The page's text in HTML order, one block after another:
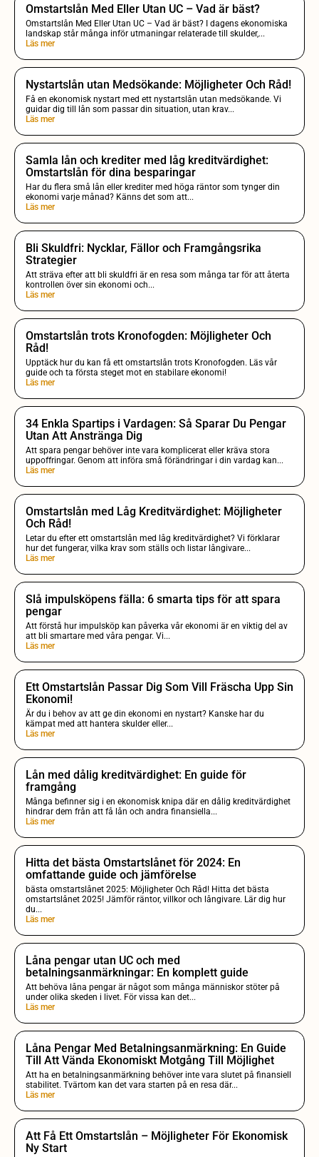
Omstartslån Med Eller Utan UC – Vad är bäst?
Omstartslån Med Eller Utan UC – Vad är bäst? I dagens ekonomiska
landskap står många inför utmaningar relaterade till skulder,...
Läs mer
Nystartslån utan Medsökande: Möjligheter Och Råd!
Få en ekonomisk nystart med ett nystartslån utan medsökande. Vi
guidar dig till lån som passar din situation, utan krav...
Läs mer
Samla lån och krediter med låg kreditvärdighet:
Omstartslån för dina besparingar
Har du flera små lån eller krediter med höga räntor som tynger din
ekonomi varje månad? Känns det som att...
Läs mer
Bli Skuldfri: Nycklar, Fällor och Framgångsrika
Strategier
Att sträva efter att bli skuldfri är en resa som många tar för att återta
kontrollen över sin ekonomi och...
Läs mer
Omstartslån trots Kronofogden: Möjligheter Och
Råd!
Upptäck hur du kan få ett omstartslån trots Kronofogden. Läs vår
guide och ta första steget mot en stabilare ekonomi!
Läs mer
34 Enkla Spartips i Vardagen: Så Sparar Du Pengar
Utan Att Anstränga Dig
Att spara pengar behöver inte vara komplicerat eller kräva stora
uppoffringar. Genom att införa små förändringar i din vardag kan...
Läs mer
Omstartslån med Låg Kreditvärdighet: Möjligheter
Och Råd!
Letar du efter ett omstartslån med låg kreditvärdighet? Vi förklarar
hur det fungerar, vilka krav som ställs och listar långivare...
Läs mer
Slå impulsköpens fälla: 6 smarta tips för att spara
pengar
Att förstå hur impulsköp kan påverka vår ekonomi är en viktig del av
att bli smartare med våra pengar. Vi...
Läs mer
Ett Omstartslån Passar Dig Som Vill Fräscha Upp Sin
Ekonomi!
Är du i behov av att ge din ekonomi en nystart? Kanske har du
kämpat med att hantera skulder eller...
Läs mer
Lån med dålig kreditvärdighet: En guide för
framgång
Många befinner sig i en ekonomisk knipa där en dålig kreditvärdighet
hindrar dem från att få lån och andra finansiella...
Läs mer
Hitta det bästa Omstartslånet för 2024: En
omfattande guide och jämförelse
bästa omstartslånet 2025: Möjligheter Och Råd! Hitta det bästa
omstartslånet 2025! Jämför räntor, villkor och långivare. Lär dig hur
du...
Läs mer
Låna pengar utan UC och med
betalningsanmärkningar: En komplett guide
Att behöva låna pengar är något som många människor stöter på
under olika skeden i livet. För vissa kan det...
Läs mer
Låna Pengar Med Betalningsanmärkning: En Guide
Till Att Vända Ekonomiskt Motgång Till Möjlighet
Att ha en betalningsanmärkning behöver inte vara slutet på finansiell
stabilitet. Tvärtom kan det vara starten på en resa där...
Läs mer
Att Få Ett Omstartslån – Möjligheter För Ekonomisk
Ny Start